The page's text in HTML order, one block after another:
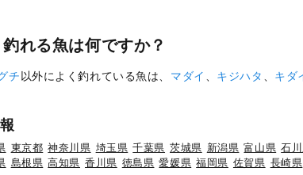
れる魚は何ですか？
チ 以外によく釣れている魚は、 マダイ 、 キジハタ 、 キダ
東京都 神奈川県 埼玉県 千葉県 茨城県 新潟県 富山県 石
島根県 高知県 香川県 徳島県 愛媛県 福岡県 佐賀県 長崎県